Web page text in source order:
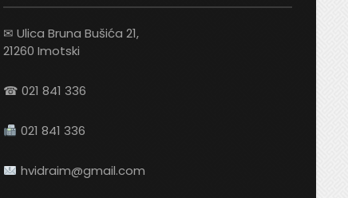
✉ Ulica Bruna Bušića 21,
21260 Imotski
☎ 021 841 336
021 841 336
hvidraim@gmail.com